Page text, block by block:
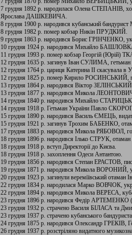
7 грудня 1892 р. народилася Олена СТЕПАНІВ,
Ярослава ДАШКЕВИЧА.
8 грудня 1900 р. народився кубанський
8 грудня 1982 р. помер кобзар Никін ПРУДКИЙ.
9 грудня 1863 р. народився Борис ГРІНЧЕНКО,
10 грудня 1924 р. народився Михайло
11 грудня 1993 р. помер кобзар Георгій (Юрій)
12 грудня 1635 р. загинув Іван СУЛИМА, гетьман
12 грудня 1764 р. цариця Катерина II скасувала в
12 грудня 1825 р. помер Кирило РОСИНСЬКИЙ,
13 грудня 1864 р. народився Віктор
13 грудня 1877 р. народився Микола
14 грудня 1840 р. народився Михайло
14 грудня 1918 р. Гетьман України Павло
15 грудня 1890 р. народився Василь ЄМЕЦЬ,
15 грудня 1921 р. загинув Трохим БАБЕНКО,
17 грудня 1883 р. народився Микола РЯБОВОЛ,
18 грудня 1896 р. народився Ілько СТРУК, отаман
18 грудня 1918 р. вступ Директорії до Києва.
18 грудня 1918 р. захоплення Одеси Антантою.
19 грудня 1856 р. народився Степан ЕРАСТОВ,
19 грудня 1871 р. народився Микола ВОРОНИЙ,
20 грудня 1923 р. загинули вереміївський
22 грудня 1834 р. народилася Марко ВОВЧОК,
22 грудня 1894 р. народився Микола ВЕРЕСА,
23 грудня 1896 р. народився Федір АРТЕМЕНКО
23 грудня 1932 р. страчено Василя БІЛАСА
23 грудня 1937 р. страчено кубанського
24 грудня 1875 р. народився Олександр ГРЕКІВ,
26 грудня 1937 р. розстріляно видатного